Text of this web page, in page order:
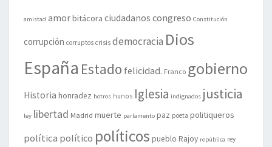
amistad amorbitácora ciudadanos congreso Constitución
corrupción corruptos crisis democracia Dios
España Estado felicidad. Franco gobierno
Historia honradez hotros hunos Iglesia indignados justicia
ley libertad Madrid muerte parlamento paz poeta politiqueros
política político políticos pueblo Rajoy república rey